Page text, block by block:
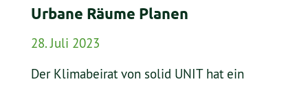
Urbane Räume Planen
28. Juli 2023
Der Klimabeirat von solid UNIT hat ein